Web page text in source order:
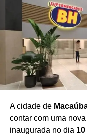
Com uma
reafirma seu
cultura,
ampliando o acesso
editorial brasileiro.A
pessoas
dias de evento,
A cidade de
contar com uma
inaugurada no dia